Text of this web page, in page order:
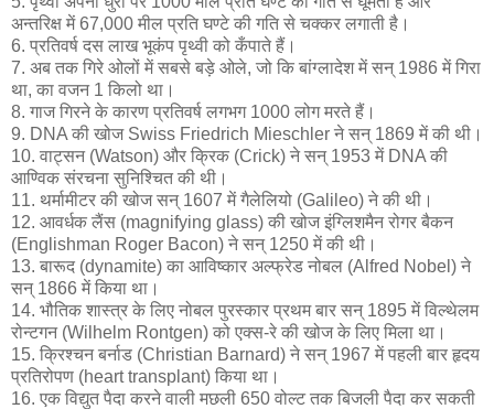
अन्तरिक्ष में 67,000 मील प्रति घण्टे की गति से चक्कर लगाती है।
6. प्रतिवर्ष दस लाख भूकंप पृथ्वी को कँपाते हैं।
7. अब तक गिरे ओलों में सबसे बड़े ओले, जो कि बांग्लादेश में सन् 1986 में गिरा
था, का वजन 1 किलो था।
8. गाज गिरने के कारण प्रतिवर्ष लगभग 1000 लोग मरते हैं।
9. DNA की खोज Swiss Friedrich Mieschler ने सन् 1869 में की थी।
10. वाट्सन (Watson) और क्रिक (Crick) ने सन् 1953 में DNA की
आण्विक संरचना सुनिश्चित की थी।
11. थर्मामीटर की खोज सन् 1607 में गैलेलियो (Galileo) ने की थी।
12. आवर्धक लैंस (magnifying glass) की खोज इंग्लिशमैन रोगर बैकन
(Englishman Roger Bacon) ने सन् 1250 में की थी।
13. बारूद (dynamite) का आविष्कार अल्फ्रेड नोबल (Alfred Nobel) ने
सन् 1866 में किया था।
14. भौतिक शास्त्र के लिए नोबल पुरस्कार प्रथम बार सन् 1895 में विल्थेलम
रोन्टगन (Wilhelm Rontgen) को एक्स-रे की खोज के लिए मिला था।
15. क्रिश्चन बर्नाड (Christian Barnard) ने सन् 1967 में पहली बार हृदय
प्रतिरोपण (heart transplant) किया था।
16. एक विद्युत पैदा करने वाली मछली 650 वोल्ट तक बिजली पैदा कर सकती